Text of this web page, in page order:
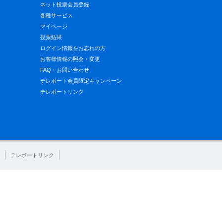
ネット投票会員登録
各種サービス
マイページ
投票結果
ログイン情報をお忘れの方
お客様情報の照会・変更
FAQ・お問い合わせ
テレボート会員限定キャンペーン
テレボートリンク
テレボートリンク